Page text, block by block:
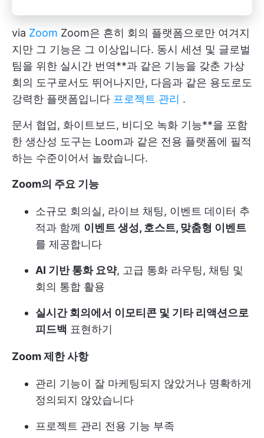
via Zoom Zoom은 흔히 회의 플랫폼으로만 여겨지
지만 그 기능은 그 이상입니다. 동시 세션 및 글로벌
팀을 위한 실시간 번역**과 같은 기능을 갖춘 가상
회의 도구로서도 뛰어나지만, 다음과 같은 용도로도
강력한 플랫폼입니다 프로젝트 관리 .
문서 협업, 화이트보드, 비디오 녹화 기능**을 포함
한 생산성 도구는 Loom과 같은 전용 플랫폼에 필적
하는 수준이어서 놀랐습니다.
Zoom의 주요 기능
소규모 회의실, 라이브 채팅, 이벤트 데이터 추
적과 함께 이벤트 생성, 호스트, 맞춤형 이벤트
를 제공합니다
AI 기반 통화 요약, 고급 통화 라우팅, 채팅 및
회의 통합 활용
실시간 회의에서 이모티콘 및 기타 리액션으로
피드백 표현하기
Zoom 제한 사항
관리 기능이 잘 마케팅되지 않았거나 명확하게
정의되지 않았습니다
프로젝트 관리 전용 기능 부족